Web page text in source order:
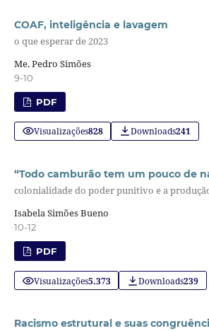
COAF, inteligência e lavagem
o que esperar de 2023
Me. Pedro Simões
9-10
PDF
Visualizações828 Downloads241
“Todo camburão tem um pouco de
colonialidade do poder punitivo e a
Isabela Simões Bueno
10-12
PDF
Visualizações5.373 Downloads239
Racismo estrutural e suas